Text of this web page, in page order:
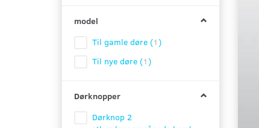
model
Til gamle døre (1)
Til nye døre (1)
Dørknopper
Dørknop 2